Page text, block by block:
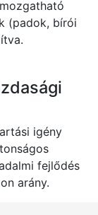
(padok, bírói
igény
fejlődés
arány.